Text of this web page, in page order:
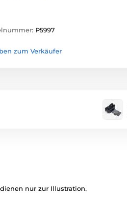
P5997
zum Verkäufer
nur zur Illustration.